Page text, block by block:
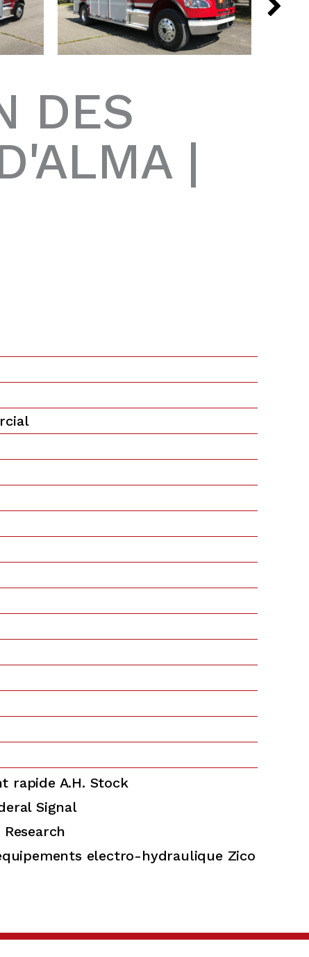
DES
|
rapide A.H. Stock
Signal
electro-hydraulique Zico